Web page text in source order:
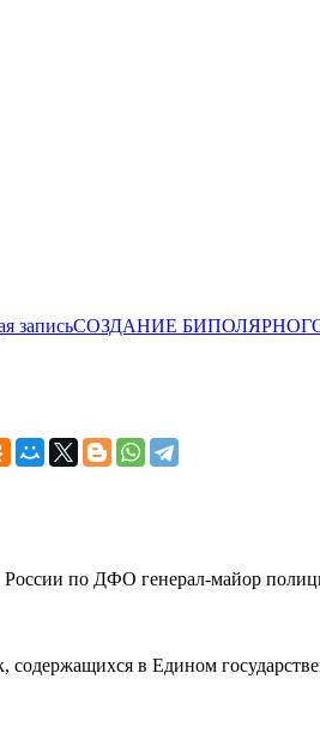
записьСОЗДАНИЕ
по ДФО генерал-майор
содержащихся в Едином